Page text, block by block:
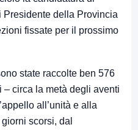
Presidente della Provincia
fissate per il prossimo
state raccolte ben 576
circa la metà degli aventi
all’unità e alla
scorsi, dal